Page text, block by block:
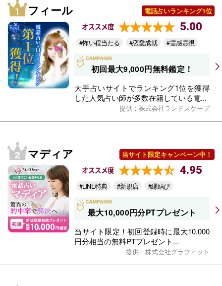
フィール 電話占いランキング1位
オススメ度 5.00
#怖い程当たる #恋愛成就 #霊感霊視
初回最大9,000円無料鑑定！
大手占いサイトでランキング1位を獲得
した人気占い師が多数在籍している電...
提供：株式会社ランドスケープ
マディア 当サイト限定キャンペーン中！
オススメ度 4.95
#LINE特典 #新規店 #縁結び
最大10,000円分PTプレゼント
当サイト限定！初回登録時に最大10,000
円分相当の無料PTプレゼント...
提供：株式会社グラフィット